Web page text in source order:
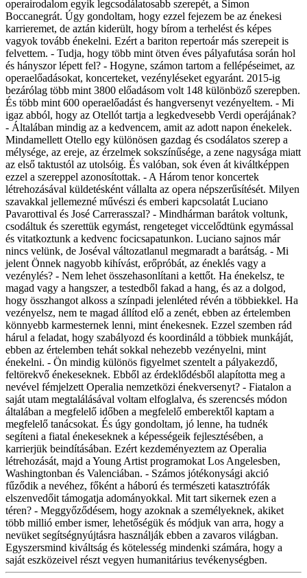
operairodalom egyik legcsodálatosabb szerepét, a Simon
Boccanegrát. Úgy gondoltam, hogy ezzel fejezem be az énekesi
karrieremet, de aztán kiderült, hogy bírom a terhelést és képes
vagyok tovább énekelni. Ezért a bariton repertoár más szerepeit is
felvettem. - Tudja, hogy több mint ötven éves pályafutása során hol
és hányszor lépett fel? - Hogyne, számon tartom a fellépéseimet, az
operaelőadásokat, koncerteket, vezényléseket egyaránt. 2015-ig
bezárólag több mint 3800 előadásom volt 148 különböző szerepben.
És több mint 600 operaelőadást és hangversenyt vezényeltem. - Mi
igaz abból, hogy az Otellót tartja a legkedvesebb Verdi operájának?
- Általában mindig az a kedvencem, amit az adott napon énekelek.
Mindamellett Otello egy különösen gazdag és csodálatos szerep a
mélysége, az ereje, az érzelmek sokszínűsége, a zene nagysága miatt
az első taktustól az utolsóig. És valóban, sok éven át kiváltképpen
ezzel a szereppel azonosítottak. - A Három tenor koncertek
létrehozásával küldetésként vállalta az opera népszerűsítését. Milyen
szavakkal jellemezné művészi és emberi kapcsolatát Luciano
Pavarottival és José Carrerasszal? - Mindhárman barátok voltunk,
csodáltuk és szerettük egymást, rengeteget viccelődtünk egymással
és vitatkoztunk a kedvenc focicsapatunkon. Luciano sajnos már
nincs velünk, de Joséval változatlanul megmaradt a barátság. - Mi
jelent Önnek nagyobb kihívást, erőpróbát, az éneklés vagy a
vezénylés? - Nem lehet összehasonlítani a kettőt. Ha énekelsz, te
magad vagy a hangszer, a testedből fakad a hang, és az a dolgod,
hogy összhangot alkoss a színpadi jelenléted révén a többiekkel. Ha
vezényelsz, nem te magad állítod elő a zenét, ebben az értelemben
könnyebb karmesternek lenni, mint énekesnek. Ezzel szemben rád
hárul a feladat, hogy szabályozd és koordináld a többiek munkáját,
ebben az értelemben tehát sokkal nehezebb vezényelni, mint
énekelni. - Ön mindig különös figyelmet szentelt a pályakezdő,
feltörekvő énekeseknek. Ebből az érdeklődésből alapította meg a
nevével fémjelzett Operalia nemzetközi énekversenyt? - Fiatalon a
saját utam megtalálásával voltam elfoglalva, és szerencsés módon
általában a megfelelő időben a megfelelő emberektől kaptam a
megfelelő tanácsokat. És úgy gondoltam, jó lenne, ha tudnék
segíteni a fiatal énekeseknek a képességeik fejlesztésében, a
karrierjük beindításában. Ezért kezdeményeztem az Operalia
létrehozását, majd a Young Artist programokat Los Angelesben,
Washingtonban és Valenciában. - Számos jótékonysági akció
fűződik a nevéhez, főként a háború és természeti katasztrófák
elszenvedőit támogatja adományokkal. Mit tart sikernek ezen a
téren? - Meggyőződésem, hogy azoknak a személyeknek, akiket
több millió ember ismer, lehetőségük és módjuk van arra, hogy a
nevüket segítségnyújtásra használják ebben a zavaros világban.
Egyszersmind kiváltság és kötelesség mindenki számára, hogy a
saját eszközeivel részt vegyen humanitárius tevékenységben.